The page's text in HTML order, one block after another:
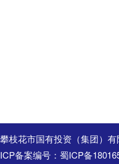
攀枝花市国有投资（集团）
ICP备案编号： 蜀ICP备